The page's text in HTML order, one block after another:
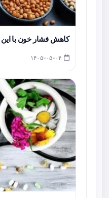
کاهش فشار خون با این